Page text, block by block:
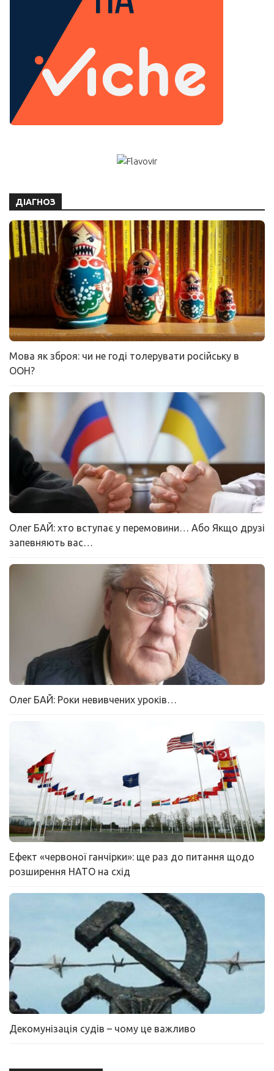
ДІАГНОЗ
Мова як зброя: чи не годі толерувати російську в
ООН?
Олег БАЙ: хто вступає у перемовини… Або Якщо друзі
запевняють вас…
Олег БАЙ: Роки невивчених уроків…
Ефект «червоної ганчірки»: ще раз до питання щодо
розширення НАТО на схід
Декомунізація судів – чому це важливо